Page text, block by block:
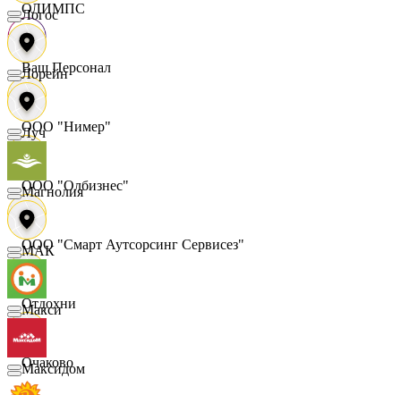
ОЛИМПС
Ваш Персонал
ООО "Нимер"
ООО "Олбизнес"
ООО "Смарт Аутсорсинг Сервисез"
Отдохни
Очаково
Логос
Лорейн
Луч
Магнолия
МАК
Макси
Максидом